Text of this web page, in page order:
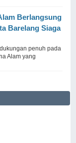
Berlangsung
Barelang Siaga
penuh pada
Alam yang